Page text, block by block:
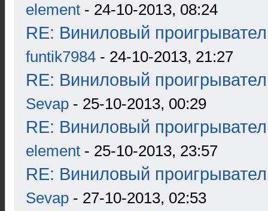
element - 24-10-2013, 08:24
RE: Виниловый
funtik7984 - 24-10-2013, 21:27
RE: Виниловый
Sevap - 25-10-2013, 00:29
RE: Виниловый
element - 25-10-2013, 23:57
RE: Виниловый
Sevap - 27-10-2013, 02:53